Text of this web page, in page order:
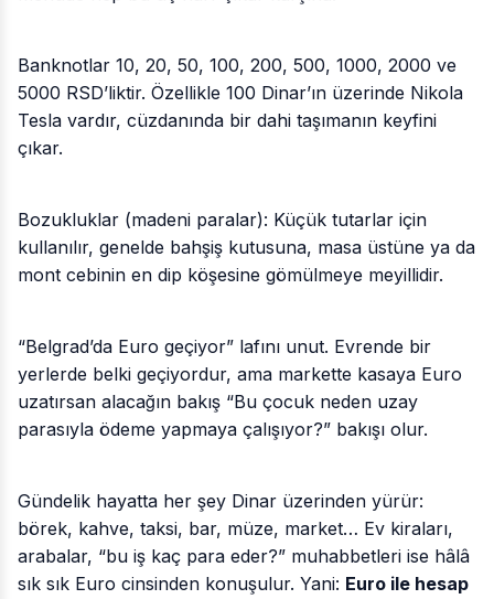
Banknotlar 10, 20, 50, 100, 200, 500, 1000, 2000 ve
5000 RSD’liktir. Özellikle 100 Dinar’ın üzerinde Nikola
Tesla vardır, cüzdanında bir dahi taşımanın keyfini
çıkar.
Bozukluklar (madeni paralar): Küçük tutarlar için
kullanılır, genelde bahşiş kutusuna, masa üstüne ya da
mont cebinin en dip köşesine gömülmeye meyillidir.
“Belgrad’da Euro geçiyor” lafını unut. Evrende bir
yerlerde belki geçiyordur, ama markette kasaya Euro
uzatırsan alacağın bakış “Bu çocuk neden uzay
parasıyla ödeme yapmaya çalışıyor?” bakışı olur.
Gündelik hayatta her şey Dinar üzerinden yürür:
börek, kahve, taksi, bar, müze, market… Ev kiraları,
arabalar, “bu iş kaç para eder?” muhabbetleri ise hâlâ
sık sık Euro cinsinden konuşulur. Yani: Euro ile hesap